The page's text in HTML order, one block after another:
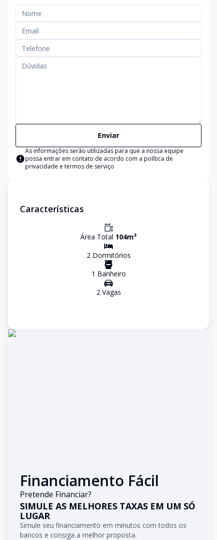
Enviar
As informações serão utilizadas para que a nossa equipe
possa entrar em contato de acordo com a política de
privacidade e termos de serviço
Características
Área Total 104m²
2Dormitórios
1 Banheiro
2Vagas
Financiamento Fácil
Pretende Financiar?
SIMULE AS MELHORES TAXAS EM UM SÓ
LUGAR
Simule seu financiamento em minutos com todos os
bancos e consiga a melhor proposta.